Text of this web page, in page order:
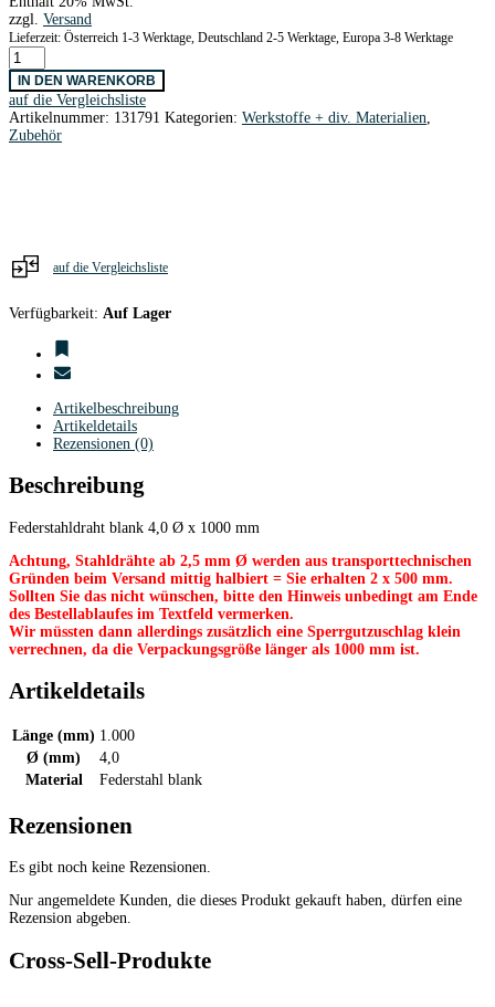
zzgl. Versand
Lieferzeit: Österreich 1-3 Werktage, Deutschland 2-5 Werktage, Europa 3-8 Werktage
Stahldraht
4,0
x
1000
mm
Menge
IN DEN WARENKORB
auf die Vergleichsliste
Artikelnummer: 131791 Kategorien: Werkstoffe + div. Materialien
Zubehör
auf die Vergleichsliste
Verfügbarkeit: Auf Lager
Artikelbeschreibung
Artikeldetails
Rezensionen (0)
Beschreibung
Federstahldraht blank 4,0 Ø x 1000 mm
Achtung, Stahldrähte ab 2,5 mm Ø werden aus transporttechnischen
Gründen beim Versand mittig halbiert = Sie erhalten 2 x 500 mm.
Sollten Sie das nicht wünschen, bitte den Hinweis unbedingt am Ende
des Bestellablaufes im Textfeld vermerken.
Wir müssten dann allerdings zusätzlich eine Sperrgutzuschlag klein
verrechnen, da die Verpackungsgröße länger als 1000 mm ist.
Artikeldetails
Länge (mm) 1.000
Ø (mm)
4,0
Material
Federstahl blank
Rezensionen
Es gibt noch keine Rezensionen.
Nur angemeldete Kunden, die dieses Produkt gekauft haben, dürfen eine
Rezension abgeben.
Cross-Sell-Produkte